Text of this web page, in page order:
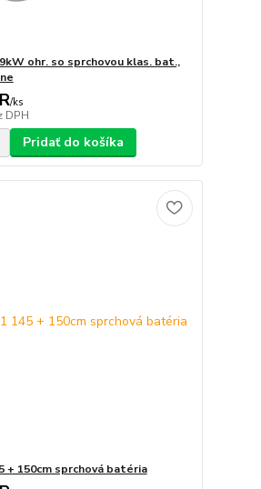
ohr. so sprchovou klas. bat.,
/ks
DPH
Pridať do košíka
+ 150cm sprchová batéria